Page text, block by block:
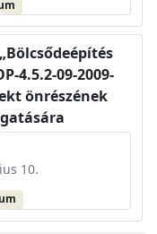
4.5.2-09-2009-
önrészének
10.